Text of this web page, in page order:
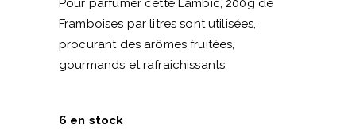
Pour parfumer cette Lambic, 200g de
Framboises par litres sont utilisées,
procurant des arômes fruitées,
gourmands et rafraichissants.
6 en stock